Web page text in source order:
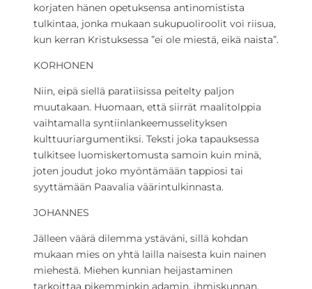
korjaten hänen opetuksensa antinomistista
tulkintaa, jonka mukaan sukupuoliroolit voi riisua,
kun kerran Kristuksessa ”ei ole miestä, eikä naista”.
KORHONEN
Niin, eipä siellä paratiisissa peitelty paljon
muutakaan. Huomaan, että siirrät maalitolppia
vaihtamalla syntiinlankeemusselityksen
kulttuuriargumentiksi. Teksti joka tapauksessa
tulkitsee luomiskertomusta samoin kuin minä,
joten joudut joko myöntämään tappiosi tai
syyttämään Paavalia väärintulkinnasta.
JOHANNES
Jälleen väärä dilemma ystäväni, sillä kohdan
mukaan mies on yhtä lailla naisesta kuin nainen
miehestä. Miehen kunnian heijastaminen
tarkoittaa pikemminkin adamin, ihmiskunnan,